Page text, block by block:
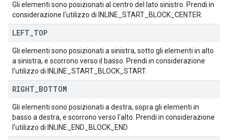
Gli elementi sono posizionati al centro del lato sinistro. Prendi in
considerazione l'utilizzo di INLINE_START_BLOCK_CENTER.
LEFT TOP
Gli elementi sono posizionati a sinistra, sotto gli elementi in alto
a sinistra, e scorrono verso il basso. Prendi in considerazione
l'utilizzo di INLINE_START_BLOCK_START.
RIGHT BOTTOM
Gli elementi sono posizionati a destra, sopra gli elementi in
basso a destra, e scorrono verso l'alto. Prendi in considerazione
l'utilizzo di INLINE_END_BLOCK_END.